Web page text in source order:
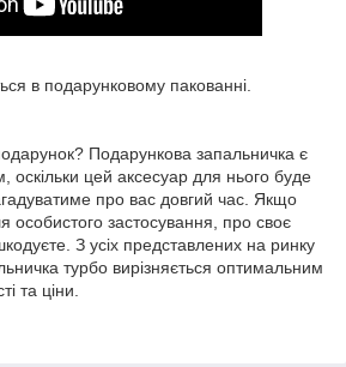
в подарунковому пакованні.
Подарункова запальничка є
оскільки цей аксесуар для нього буде
про вас довгий час. Якщо
особистого застосування, про своє
З усіх представлених на ринку
турбо вирізняється оптимальним
та ціни.